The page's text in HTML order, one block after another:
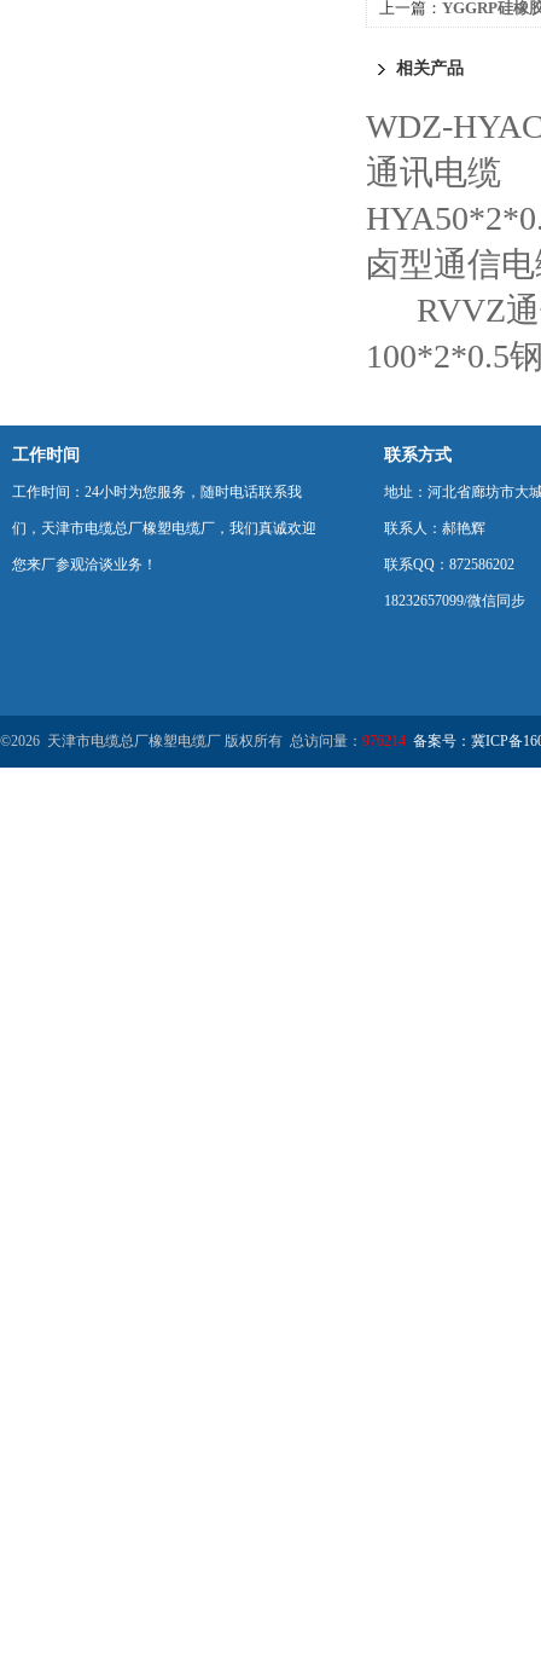
上一篇： YGGRP硅橡
相关产品
WDZ-
通讯电缆
卤型通信
RVVZ
100*2*0.5
工作时间
工作时间：24小时为您服务，随时电话联系我
们，天津市电缆总厂橡塑电缆厂，我们真诚欢迎
您来厂参观洽谈业务！
联系方式
地址：河北省廊坊市大
联系人：郝艳辉
联系QQ：872586202
18232657099/微信同步
©2026 天津市电缆总厂橡塑电缆厂 版权所有 总访问量： 976214 备案号：冀ICP备